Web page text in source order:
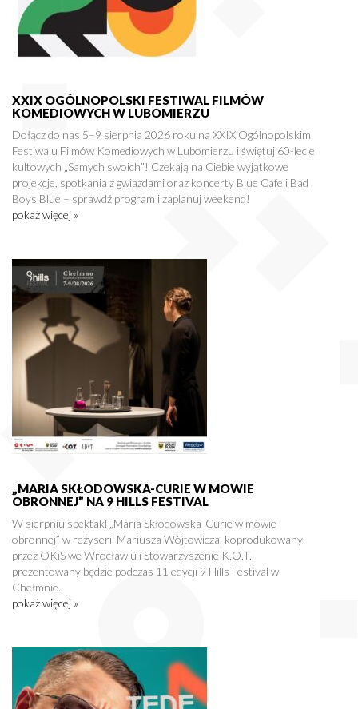
XXIX OGÓLNOPOLSKI FESTIWAL FILMÓW
KOMEDIOWYCH W LUBOMIERZU
Dołącz do nas 5–9 sierpnia 2026 roku na XXIX Ogólnopolskim
Festiwalu Filmów Komediowych w Lubomierzu i świętuj 60-lecie
kultowych „Samych swoich”! Czekają na Ciebie wyjątkowe
projekcje, spotkania z gwiazdami oraz koncerty Blue Cafe i Bad
Boys Blue – sprawdź program i zaplanuj weekend!
pokaż więcej »
„MARIA SKŁODOWSKA-CURIE W MOWIE
OBRONNEJ” NA 9 HILLS FESTIVAL
W sierpniu spektakl „Maria Skłodowska-Curie w mowie
obronnej” w reżyserii Mariusza Wójtowicza, koprodukowany
przez OKiS we Wrocławiu i Stowarzyszenie K.O.T.,
prezentowany będzie podczas 11 edycji 9 Hills Festival w
Chełmnie.
pokaż więcej »